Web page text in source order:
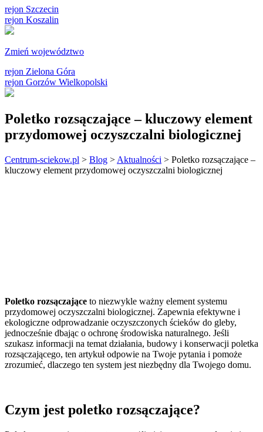
rejon Szczecin
rejon Koszalin
Zmień województwo
rejon Zielona Góra
rejon Gorzów Wielkopolski
Poletko rozsączające – kluczowy element
przydomowej oczyszczalni biologicznej
Centrum-sciekow.pl > Blog > Aktualności > Poletko rozsączające –
kluczowy element przydomowej oczyszczalni biologicznej
Poletko rozsączające to niezwykle ważny element systemu
przydomowej oczyszczalni biologicznej. Zapewnia efektywne i
ekologiczne odprowadzanie oczyszczonych ścieków do gleby,
jednocześnie dbając o ochronę środowiska naturalnego. Jeśli
szukasz informacji na temat działania, budowy i konserwacji poletka
rozsączającego, ten artykuł odpowie na Twoje pytania i pomoże
zrozumieć, dlaczego ten system jest niezbędny dla Twojego domu.
Czym jest poletko rozsączające?